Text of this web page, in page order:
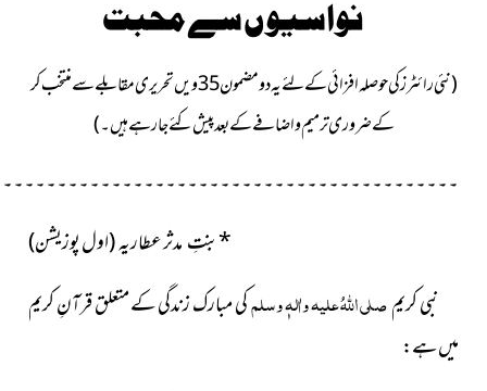
نواسیوں سے محبت
(نئی رائٹرز کی حوصلہ افزائی کے لئے یہ دو مضمون 35ویں تحریری مقابلے سے منتخب کر
کے ضروری ترمیم و اضافے کے بعد پیش کئے جا رہے ہیں۔)
*بنتِ مدثر عطاریہ (اول پوزیشن)
نبی کریمصلی اللہُ علیہ واٰلہٖ وسلمکی مبارک زندگی کے متعلق قرآنِ کریم
میں ہے: